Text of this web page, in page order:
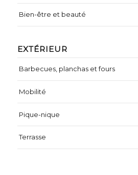
Bien-être et beauté
EXTÉRIEUR
Barbecues, planchas et fours
Mobilité
Pique-nique
Terrasse